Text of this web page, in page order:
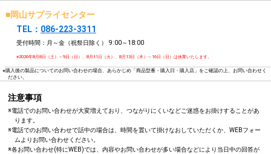
■岡山サプライセンター
TEL： 086-223-3311
受付時間：月～金（祝祭日除く） 9:00～18:00
※2026年8月8日（土）～9日（日）、8月11日（火）、8月13日（木）～16日（日）は休業いたします。
※購入後の製品についてのお問い合わせの場合、あらかじめ「商品型番・購入日・購入店」をご確認の上、お問い合わせく
ださい。
注意事項
※電話でのお問い合わせが大変増えており、つながりにくいなどご迷惑をお掛けすることがあ
ります。
※電話でのお問い合わせで話中の場合は、時間を置いて掛けなおしていただくか、WEBフォー
ムよりお問い合わせください。
※各お問い合わせ(特にWEB)では、内容やお問い合わせが多い場合などにより当日中の回答が